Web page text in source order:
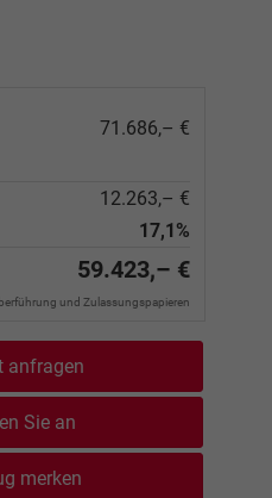
71.686,– €
12.263,– €
17,1%
59.423,– €
und Zulassungspapieren
anfragen
Sie an
merken